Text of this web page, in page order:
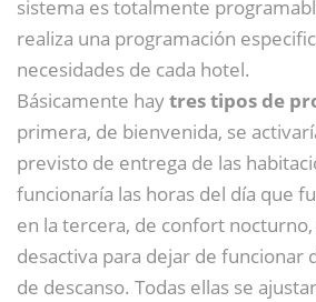
sistema es totalmente
realiza una programación
necesidades de cada hotel.
Básicamente haytres tipos de
primera, de bienvenida, se
previsto de entrega de las
funcionaría las horas del día que
en la tercera, de confort
desactiva para dejar de funcionar
de descanso. Todas ellas se